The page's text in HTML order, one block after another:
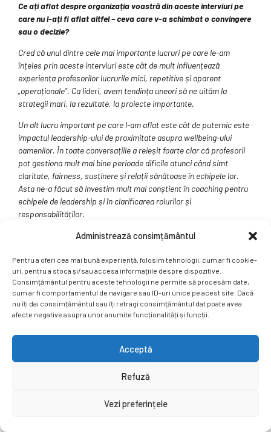
Administrează consimțământul
Pentru a oferi cea mai bună experiență, folosim tehnologii, cum ar fi cookie-
uri, pentru a stoca și/sau accesa informațiile despre dispozitive.
Consimțământul pentru aceste tehnologii ne permite să procesăm date,
cum ar fi comportamentul de navigare sau ID-uri unice pe acest site. Dacă
nu îți dai consimțământul sau îți retragi consimțământul dat poate avea
afecte negative asupra unor anumite funcționalități și funcții.
Acceptă
Refuză
Vezi preferințele
Ce ați aflat despre organizația voastră din aceste interviuri pe
care nu l-ați fi aflat altfel – ceva care v-a schimbat o convingere
sau o decizie?
Cred că unul dintre cele mai importante lucruri pe care le-am
înțeles prin aceste interviuri este cât de mult influențează
experiența profesorilor lucrurile mici, repetitive și aparent
„operaționale”. Ca lideri, avem tendința uneori să ne uităm la
strategii mari, la rezultate, la proiecte importante.
Un alt lucru important pe care l-am aflat este cât de puternic este
impactul leadership-ului de proximitate asupra wellbeing-ului
oamenilor. În toate conversațiile a reieșit foarte clar că profesorii
pot gestiona mult mai bine perioade dificile atunci când simt
claritate, fairness, susținere și relații sănătoase în echipele lor.
Asta ne-a făcut să investim mult mai conștient în coaching pentru
echipele de leadership și în clarificarea rolurilor și
responsabilităților.
Poate cea mai importantă confirmare a fost însă legată de cultură.
beneficii sau pentru reputația școlii. Rămân acolo unde simt că
aparțin, că sunt ascultați și că munca lor are sens. Cred că acest
lucru este foarte important astăzi în educație, într-un context în
care retenția profesorilor devine o provocare globală.
Și poate acesta este lucrul care ne-a influențat cel mai mult
deciziile: să tratăm experiența profesorilor și wellbeing-ul lor nu ca
pe un proiect de HR, ci ca pe o responsabilitate strategică a
Ce acțiuni concrete s-au întâmplat DUPĂ interviuri? Care dintre
transmis clar „am fost auziți”?